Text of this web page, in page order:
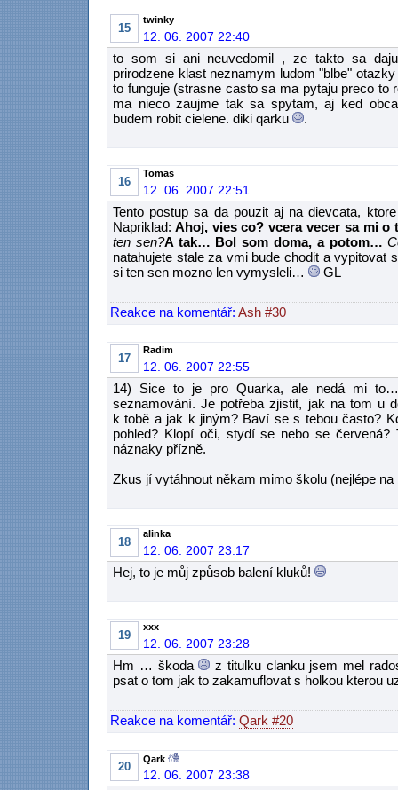
15
twinky
12. 06. 2007 22:40
to som si ani neuvedomil , ze takto sa
prirodzene klast neznamym ludom "blbe"
to funguje (strasne casto sa ma pytaju preco to
ma nieco zaujme tak sa spytam, aj ked
budem robit cielene. diki qarku
.
16
Tomas
12. 06. 2007 22:51
Tento postup sa da pouzit aj na dievcata,
Napriklad: Ahoj, vies co? vcera vecer sa mi o
ten sen?A tak… Bol som doma, a potom…
natahujete stale za vmi bude chodit a
si ten sen mozno len vymysleli…
GL
Reakce na komentář: Ash #30
17
Radim
12. 06. 2007 22:55
14) Sice to je pro Quarka, ale nedá mi
seznamování. Je potřeba zjistit, jak na tom u
k tobě a jak k jiným? Baví se s tebou často?
pohled? Klopí oči, stydí se nebo se červená?
náznaky přízně.
Zkus jí vytáhnout někam mimo školu (nejlépe
18
alinka
12. 06. 2007 23:17
Hej, to je můj způsob balení kluků!
19
xxx
12. 06. 2007 23:28
Hm … škoda
z titulku clanku jsem mel
psat o tom jak to zakamuflovat s holkou kterou
Reakce na komentář: Qark #20
20
Qark
12. 06. 2007 23:38